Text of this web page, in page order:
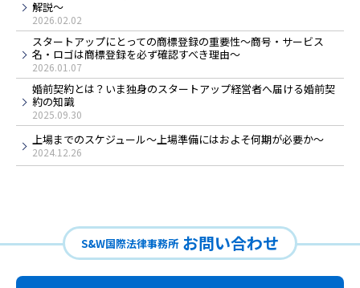
解説～
2026.02.02
スタートアップにとっての商標登録の重要性～商号・サービス
名・ロゴは商標登録を必ず確認すべき理由～
2026.01.07
婚前契約とは？いま独身のスタートアップ経営者へ届ける婚前契
約の知識
2025.09.30
上場までのスケジュール～上場準備にはおよそ何期が必要か～
2024.12.26
S&W国際法律事務所 お問い合わせ